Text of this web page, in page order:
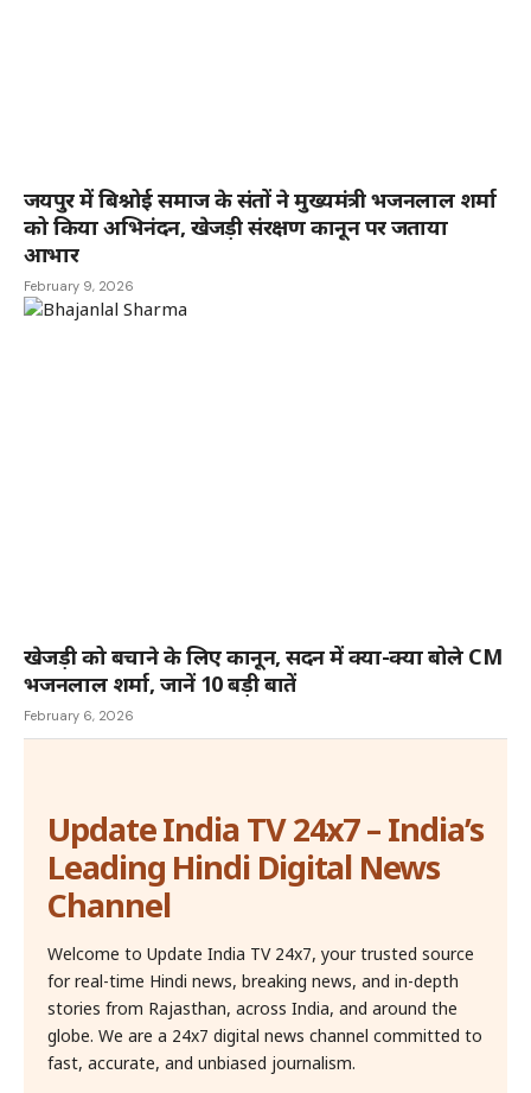
जयपुर में बिश्नोई समाज के संतों ने मुख्यमंत्री भजनलाल शर्मा
को किया अभिनंदन, खेजड़ी संरक्षण कानून पर जताया
आभार
February 9, 2026
खेजड़ी को बचाने के लिए कानून, सदन में क्या-क्या बोले CM
भजनलाल शर्मा, जानें 10 बड़ी बातें
February 6, 2026
Update India TV 24x7 – India’s
Leading Hindi Digital News
Channel
Welcome to Update India TV 24x7, your trusted source
for real-time Hindi news, breaking news, and in-depth
stories from Rajasthan, across India, and around the
globe. We are a 24x7 digital news channel committed to
fast, accurate, and unbiased journalism.